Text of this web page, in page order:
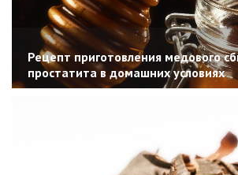
Рецепт приготовления медового
простатита в домашних условиях